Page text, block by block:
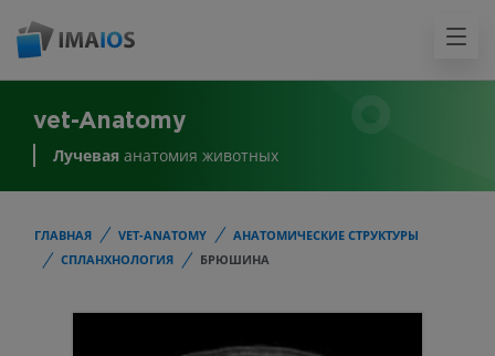
vet-Anatomy
Лучевая анатомия животных
ГЛАВНАЯ VET-ANATOMY
АНАТОМИЧЕСКИЕ СТРУКТУРЫ
СПЛАНХНОЛОГИЯ
БРЮШИНА